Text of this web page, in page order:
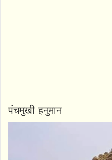
पंचमुखी हनुमान